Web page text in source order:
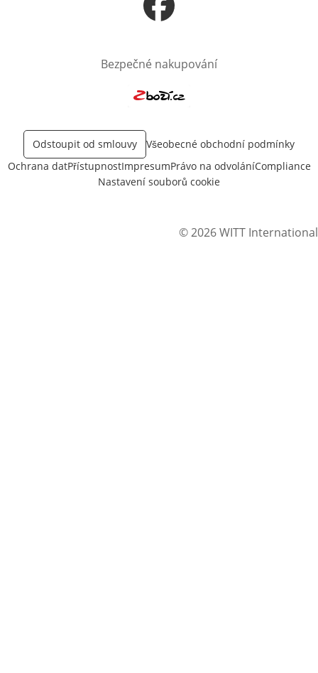
Otevře v novém okně
Bezpečné nakupování
Odstoupit od smlouvy
Všeobecné obchodní podmínky
Ochrana datPřístupnostImpresumPrávo na odvoláníCompliance
Nastavení souborů cookie
© 2026 WITT International